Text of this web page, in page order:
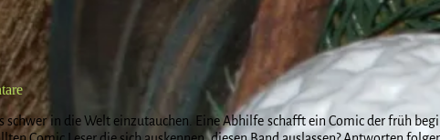
in die Welt einzutauchen. Eine Abhilfe schafft ein Comic der früh